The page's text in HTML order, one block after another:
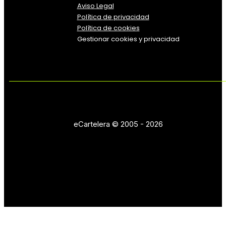
Aviso Legal
Política de privacidad
Política de cookies
Gestionar cookies y privacidad
eCartelera © 2005 - 2026